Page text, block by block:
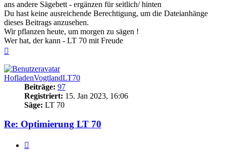
ans andere Sägebett - ergänzen für seitlich/ hinten
Du hast keine ausreichende Berechtigung, um die Dateianhänge
dieses Beitrags anzusehen.
Wir pflanzen heute, um morgen zu sägen !
Wer hat, der kann - LT 70 mit Freude
HofladenVogtlandLT70
Beiträge: 97
Registriert: 15. Jan 2023, 16:06
Säge: LT 70
Re: Optimierung LT 70